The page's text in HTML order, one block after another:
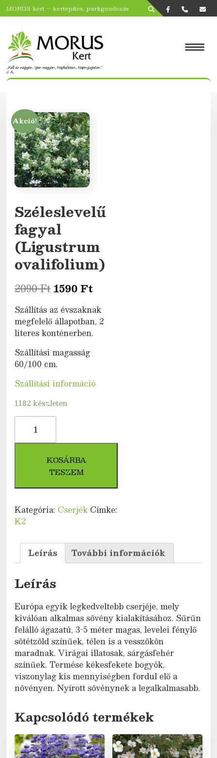
MORUS kert – kertépítés, parkgondozás
Akció!
Széleslevelű
fagyal
(Ligustrum
ovalifolium)
2090Ft1590 Ft
Szállítás az évszaknak
megfelelő állapotban, 2
literes konténerben.
Szállítási magasság
60/100 cm.
Szállítási információ
1182 készleten
Széleslevelű
fagyal
(Ligustrum
ovalifolium)
mennyiség
KOSÁRBA
TESZEM
Kategória: Cserjék Címke:
K2
Leírás További információk
Leírás
Európa egyik legkedveltebb cserjéje, mely
kiválóan alkalmas sövény kialakításához. Sűrűn
felálló ágazatú, 3-5 méter magas, levelei fénylő
sötétzöld színűek, télen is a vesszökön
maradnak. Virágai illatosak, sárgásfehér
színűek. Termése kékesfekete bogyók,
viszonylag kis mennyiségben fordul elő a
növényen. Nyírott sövénynek a legalkalmasabb.
Kapcsolódó termékek